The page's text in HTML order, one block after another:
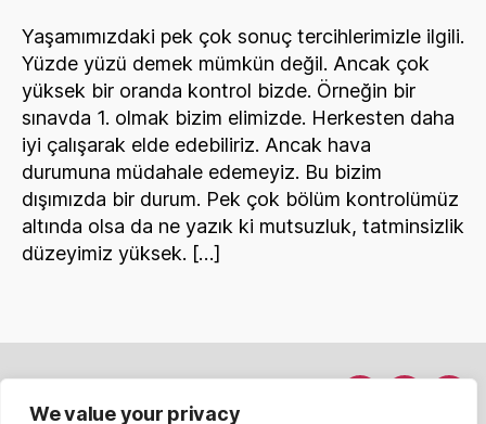
We value your privacy
Yaşamımızdaki pek çok sonuç tercihlerimizle ilgili.
Yüzde yüzü demek mümkün değil. Ancak çok
yüksek bir oranda kontrol bizde. Örneğin bir
sınavda 1. olmak bizim elimizde. Herkesten daha
iyi çalışarak elde edebiliriz. Ancak hava
durumuna müdahale edemeyiz. Bu bizim
dışımızda bir durum. Pek çok bölüm kontrolümüz
altında olsa da ne yazık ki mutsuzluk, tatminsizlik
düzeyimiz yüksek. […]